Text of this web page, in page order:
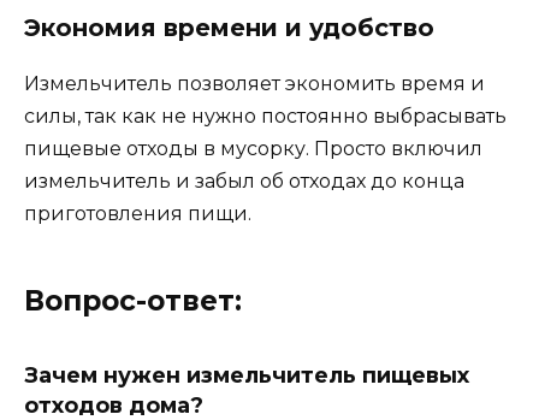
Экономия времени и удобство
Измельчитель позволяет экономить время и
силы, так как не нужно постоянно выбрасывать
пищевые отходы в мусорку. Просто включил
измельчитель и забыл об отходах до конца
приготовления пищи.
Вопрос-ответ:
Зачем нужен измельчитель пищевых
отходов дома?